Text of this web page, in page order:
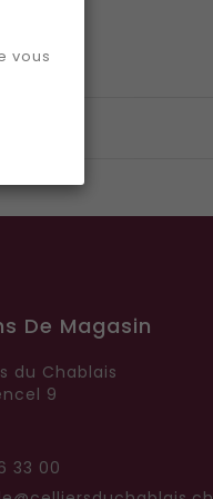
De Magasin
du Chablais
9
33 00
vous